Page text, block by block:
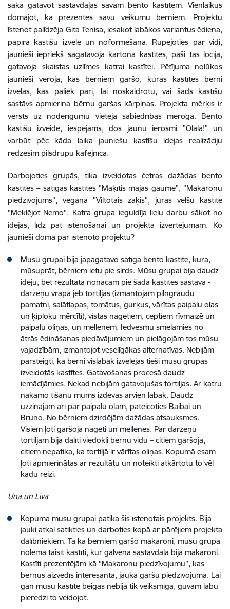
sāka gatavot sastāvdaļas savām bento kastītēm. Vienlaikus
domājot, kā prezentēs savu veikumu bērniem. Projektu
īstenot palīdzēja Gita Tenisa, iesakot labākos variantus ēdiena,
papīra kastīšu izvēlē un noformēšanā. Rūpējoties par vidi,
jaunieši iepriekš sagatavoja kartona kastītes, paši tās locīja,
gatavoja skaistas uzlīmes katrai kastītei. Pētījuma nolūkos
jaunieši vēroja, kas bērniem garšo, kuras kastītes bērni
izvēlas, kas paliek pāri, lai noskaidrotu, vai šāds kastīšu
sastāvs apmierina bērnu garšas kārpiņas. Projekta mērķis ir
vērsts uz noderīgumu vietējā sabiedrības mērogā. Bento
kastīšu izveide, iespējams, dos jaunu ierosmi "Olalā!" un
varbūt pēc kāda laika jauniešu kastīšu idejas realizāciju
redzēsim pilsdrupu kafejnīcā.
Darbojoties grupās, tika izveidotas četras dažādas bento
kastītes – sātīgās kastītes "Maķītis mājas gaumē", "Makaronu
piedzīvojums", vegānā "Viltotais zaķis", jūras velšu kastīte
"Meklējot Nemo". Katra grupa ieguldīja lielu darbu sākot no
idejas, līdz pat īstenošanai un projekta izvērtējumam. Ko
jaunieši domā par īstenoto projektu?
Mūsu grupai bija jāpagatavo sātīga bento kastīte, kura,
mūsuprāt, bērniem ietu pie sirds. Mūsu grupai bija daudz
ideju, bet rezultātā nonācām pie šāda kastītes sastāva -
dārzeņu vrapa jeb tortiljas (izmantojām pilngraudu
pamatni, salātlapas, tomātus, gurķus, vārītas paipalu olas
un ķiploku mērcīti), vistas nagetiem, ceptiem rīvmaizē un
paipalu oliņās, un mellenēm. Iedvesmu smēlāmies no
ātrās ēdināšanas piedāvājumiem un pielāgojām tos mūsu
vajadzībām, izmantojot veselīgākas alternatīvas. Nebijām
pārsteigti, ka bērni vislabāk izvēlējās tieši mūsu grupas
izveidotās kastītes. Gatavošanas procesā daudz
iemācījāmies. Nekad nebijām gatavojušas tortiljas. Ar katru
nākamo tīšanu mums izdevās arvien labāk. Daudz
uzzinājām arī par paipalu olām, pateicoties Baibai un
Bruno. No bērniem dzirdējām dažādas atsauksmes.
Visiem ļoti garšoja nageti un mellenes. Par dārzeņu
tortiljām bija dalīti viedokļi bērnu vidū – citiem garšoja,
citiem nepatika, ka tortiljā ir vārītas oliņas. Kopumā esam
ļoti apmierinātas ar rezultātu un noteikti atkārtotu to vēl
kādu reizi.
Una un Līva
Kopumā mūsu grupai patika šis īstenotais projekts. Bija
jauki atkal satikties un darboties kopā ar pārējiem projekta
dalībniekiem. Tā kā bērniem garšo makaroni, mūsu grupa
nolēma taisīt kastīti, kur galvenā sastāvdaļa bija makaroni.
Kastīti prezentējām kā “Makaronu piedzīvojumu”, kas
bērnus aizvedīs interesantā, jaukā garšu piedzīvojumā. Lai
gan mūsu kastīte beigās nebija tik veiksmīga, guvām labu
pieredzi to veidojot.